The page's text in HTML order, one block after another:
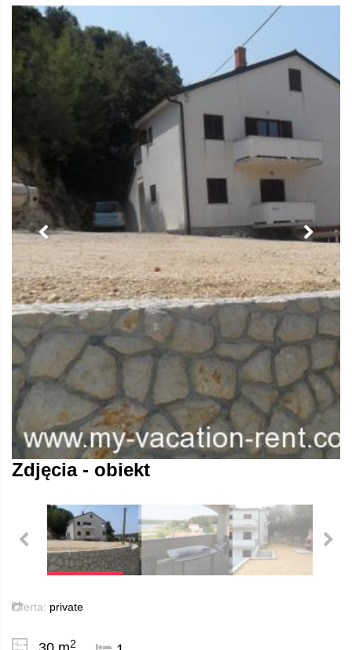
Zdjęcia - obiekt
Oferta: private
2